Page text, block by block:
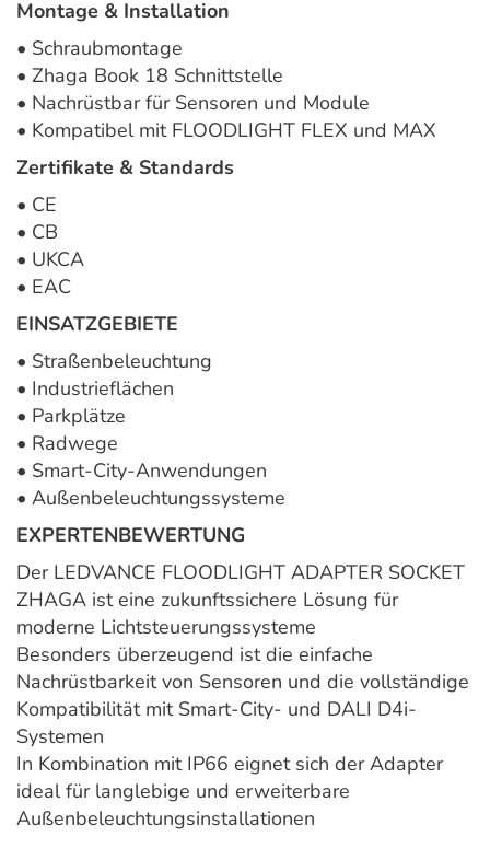
Montage & Installation
• Schraubmontage
• Zhaga Book 18 Schnittstelle
• Nachrüstbar für Sensoren und Module
• Kompatibel mit FLOODLIGHT FLEX und MAX
Zertifikate & Standards
• CE
• CB
• UKCA
• EAC
EINSATZGEBIETE
• Straßenbeleuchtung
• Industrieflächen
• Parkplätze
• Radwege
• Smart-City-Anwendungen
• Außenbeleuchtungssysteme
EXPERTENBEWERTUNG
Der LEDVANCE FLOODLIGHT ADAPTER SOCKET
ZHAGA ist eine zukunftssichere Lösung für
moderne Lichtsteuerungssysteme
Besonders überzeugend ist die einfache
Nachrüstbarkeit von Sensoren und die vollständige
Kompatibilität mit Smart-City- und DALI D4i-
Systemen
In Kombination mit IP66 eignet sich der Adapter
ideal für langlebige und erweiterbare
Außenbeleuchtungsinstallationen